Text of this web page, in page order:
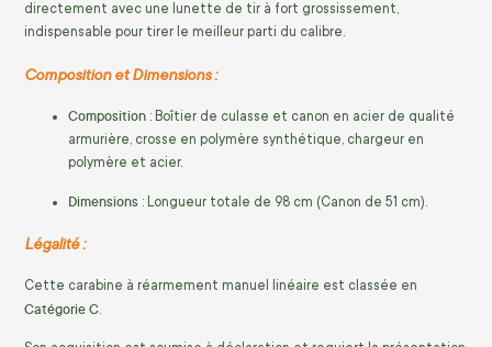
directement avec une lunette de tir à fort grossissement,
indispensable pour tirer le meilleur parti du calibre.
Composition et Dimensions :
Composition : Boîtier de culasse et canon en acier de qualité
armurière, crosse en polymère synthétique, chargeur en
polymère et acier.
Dimensions : Longueur totale de 98 cm (Canon de 51 cm).
Légalité :
Cette carabine à réarmement manuel linéaire est classée en
Catégorie C